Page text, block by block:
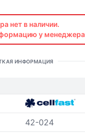
нет в наличии.
у
ИНФОРМАЦИЯ
42-024